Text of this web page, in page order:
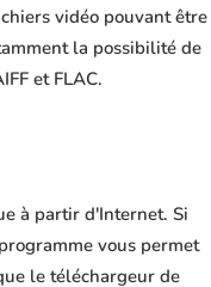
vidéo pouvant être
la possibilité de
et FLAC.
à partir d'Internet. Si
vous permet
le téléchargeur de